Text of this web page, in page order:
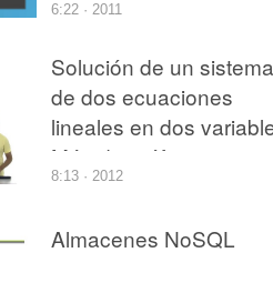
6:22 · 2011
Solución de un sistema
de dos ecuaciones
lineales en dos
Método gráfico
8:13 · 2012
Almacenes NoSQL